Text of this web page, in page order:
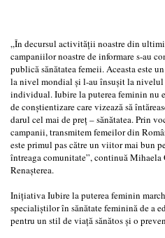
„În decursul activității noastre din
campaniilor noastre de informare s-au
publică sănătatea femeii. Aceasta este
la nivel mondial și l-au însușit la
individual. Iubire la puterea feminin nu
de conștientizare care vizează să
darul cel mai de preț – sănătatea. Prin
campanii, transmitem femeilor din
este primul pas către un viitor mai bun
întreaga comunitate”, continuă Mihaela
Renașterea.
Inițiativa Iubire la puterea feminin
specialiștilor în sănătate feminină de a
pentru un stil de viață sănătos și o